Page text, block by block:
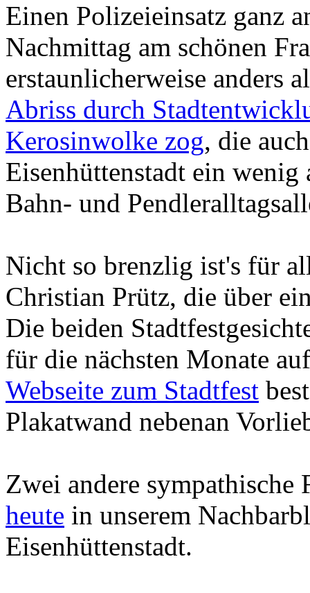
Einen Polizeieinsatz ganz
Nachmittag am schönen
erstaunlicherweise anders
Abriss durch
Kerosinwolke zog, die
Eisenhüttenstadt ein
Bahn- und
Nicht so brenzlig ist's für
Christian Prütz, die über
Die beiden
für die nächsten Monate
Webseite zum Stadtfest
Plakatwand nebenan
Zwei andere sympathische
heute in unserem
Eisenhüttenstadt.